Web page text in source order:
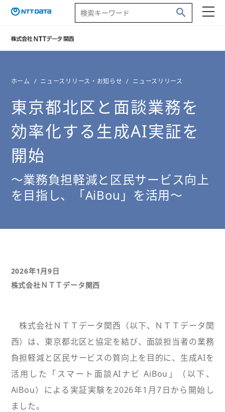
ホーム ニュースリリース・お知らせ ニュースリリース
東京都北区と面談業務を
効率化する生成AI実証を
開始
～業務負担軽減と区民サービス向上
を目指し、「AiBou」を活用～
2026年1月9日
株式会社ＮＴＴデータ関西
株式会社ＮＴＴデータ関西（以下、ＮＴＴデータ関
西）は、東京都北区と協定を結び、面談担当者の業務
負担軽減と区民サービスの質向上を目的に、生成AIを
活用した「スマート面談AIナビ AiBou」（以下、
AiBou）による実証実験を2026年1月7日から開始し
ました。